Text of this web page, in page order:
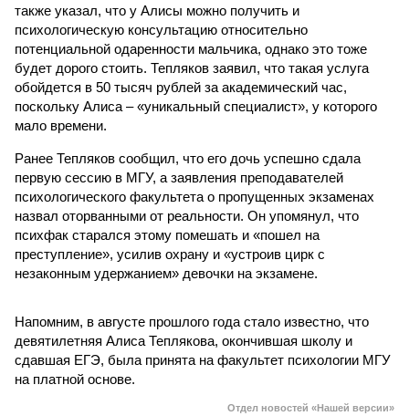
также указал, что у Алисы можно получить и
психологическую консультацию относительно
потенциальной одаренности мальчика, однако это тоже
будет дорого стоить. Тепляков заявил, что такая услуга
обойдется в 50 тысяч рублей за академический час,
поскольку Алиса – «уникальный специалист», у которого
мало времени.
Ранее Тепляков сообщил, что его дочь успешно сдала
первую сессию в МГУ, а заявления преподавателей
психологического факультета о пропущенных экзаменах
назвал оторванными от реальности. Он упомянул, что
психфак старался этому помешать и «пошел на
преступление», усилив охрану и «устроив цирк с
незаконным удержанием» девочки на экзамене.
Напомним, в августе прошлого года стало известно, что
девятилетняя Алиса Теплякова, окончившая школу и
сдавшая ЕГЭ, была принята на факультет психологии МГУ
на платной основе.
Отдел новостей «Нашей версии»